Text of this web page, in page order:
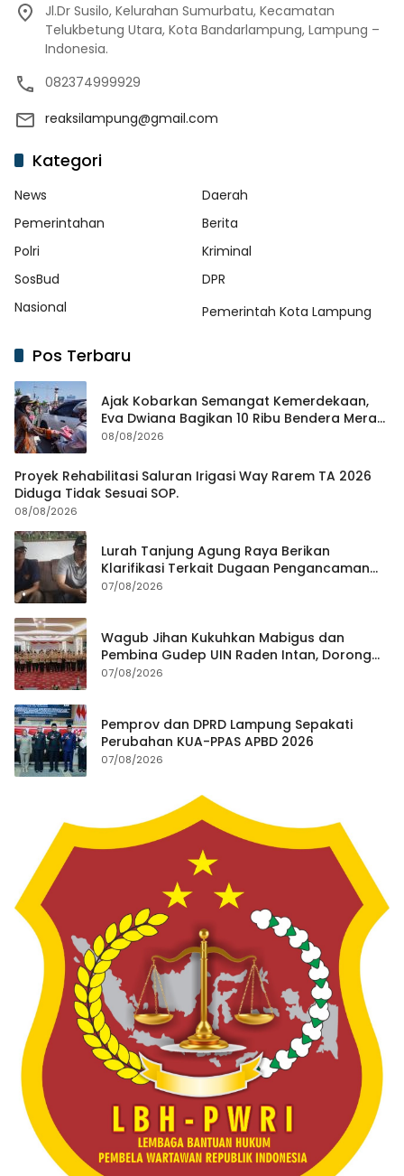
Jl.Dr Susilo, Kelurahan Sumurbatu, Kecamatan
Telukbetung Utara, Kota Bandarlampung, Lampung –
Indonesia.
082374999929
reaksilampung@gmail.com
Kategori
News
Daerah
Pemerintahan
Berita
Polri
Kriminal
SosBud
DPR
Nasional
Pemerintah Kota Lampung
Pos Terbaru
Ajak Kobarkan Semangat Kemerdekaan,
Eva Dwiana Bagikan 10 Ribu Bendera Merah
Putih ke Warga
08/08/2026
Proyek Rehabilitasi Saluran Irigasi Way Rarem TA 2026
Diduga Tidak Sesuai SOP.
08/08/2026
Lurah Tanjung Agung Raya Berikan
Klarifikasi Terkait Dugaan Pengancaman
Antar Warga Yang Berujung Laporan ke
07/08/2026
Wagub Jihan Kukuhkan Mabigus dan
Pembina Gudep UIN Raden Intan, Dorong
Penguatan Karakter Generasi Muda
07/08/2026
Pemprov dan DPRD Lampung Sepakati
Perubahan KUA-PPAS APBD 2026
07/08/2026